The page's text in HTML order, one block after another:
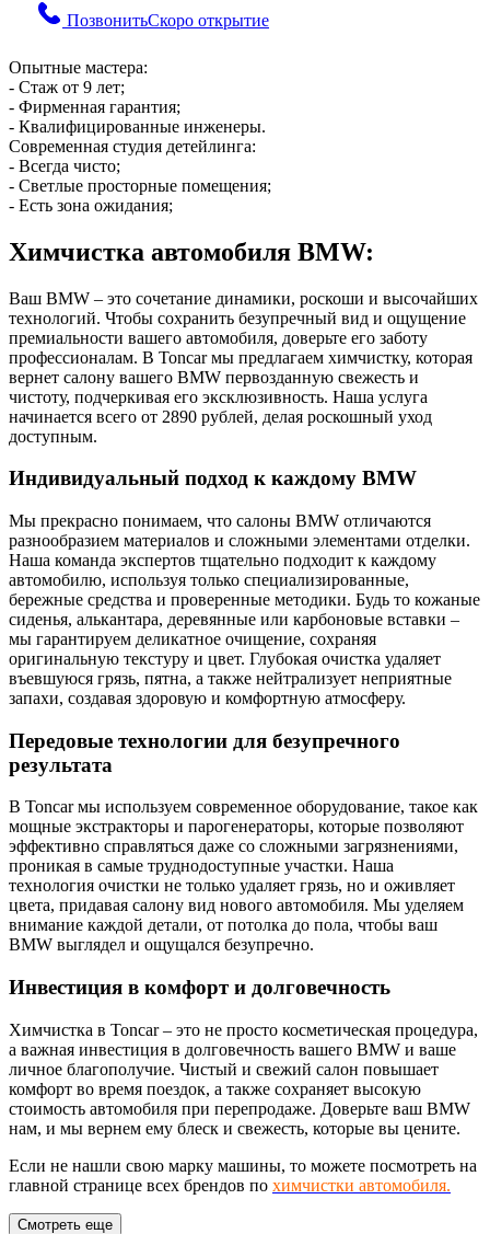
ПозвонитьСкоро открытие
Опытные мастера:
- Стаж от 9 лет;
- Фирменная гарантия;
- Квалифицированные инженеры.
Современная студия детейлинга:
- Всегда чисто;
- Светлые просторные помещения;
- Есть зона ожидания;
Химчистка автомобиля BMW:
Ваш BMW – это сочетание динамики, роскоши и высочайших
технологий. Чтобы сохранить безупречный вид и ощущение
премиальности вашего автомобиля, доверьте его заботу
профессионалам. В Toncar мы предлагаем химчистку, которая
вернет салону вашего BMW первозданную свежесть и
чистоту, подчеркивая его эксклюзивность. Наша услуга
начинается всего от 2890 рублей, делая роскошный уход
доступным.
Индивидуальный подход к каждому BMW
Мы прекрасно понимаем, что салоны BMW отличаются
разнообразием материалов и сложными элементами отделки.
Наша команда экспертов тщательно подходит к каждому
автомобилю, используя только специализированные,
бережные средства и проверенные методики. Будь то кожаные
сиденья, алькантара, деревянные или карбоновые вставки –
мы гарантируем деликатное очищение, сохраняя
оригинальную текстуру и цвет. Глубокая очистка удаляет
въевшуюся грязь, пятна, а также нейтрализует неприятные
запахи, создавая здоровую и комфортную атмосферу.
Передовые технологии для безупречного
результата
В Toncar мы используем современное оборудование, такое как
мощные экстракторы и парогенераторы, которые позволяют
эффективно справляться даже со сложными загрязнениями,
проникая в самые труднодоступные участки. Наша
технология очистки не только удаляет грязь, но и оживляет
цвета, придавая салону вид нового автомобиля. Мы уделяем
внимание каждой детали, от потолка до пола, чтобы ваш
BMW выглядел и ощущался безупречно.
Инвестиция в комфорт и долговечность
Химчистка в Toncar – это не просто косметическая процедура,
а важная инвестиция в долговечность вашего BMW и ваше
личное благополучие. Чистый и свежий салон повышает
комфорт во время поездок, а также сохраняет высокую
стоимость автомобиля при перепродаже. Доверьте ваш BMW
нам, и мы вернем ему блеск и свежесть, которые вы цените.
Если не нашли свою марку машины, то можете посмотреть на
главной странице всех брендов по химчистки автомобиля.
Смотреть еще